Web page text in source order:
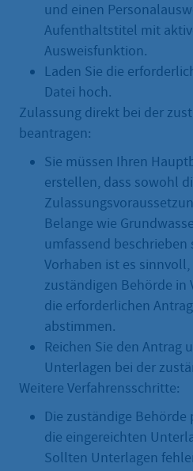
und einen
Aufenthaltstitel mit
Ausweisfunktion.
Laden Sie die
Datei hoch.
Zulassung direkt bei der
beantragen:
Sie müssen Ihren
erstellen, dass sowohl
Belange wie
umfassend beschrieben
Vorhaben ist es
zuständigen Behörde in
die erforderlichen
abstimmen.
Reichen Sie den Antrag
Unterlagen bei der
Weitere Verfahrensschritte:
Die zuständige
die eingereichten
Sollten Unterlagen